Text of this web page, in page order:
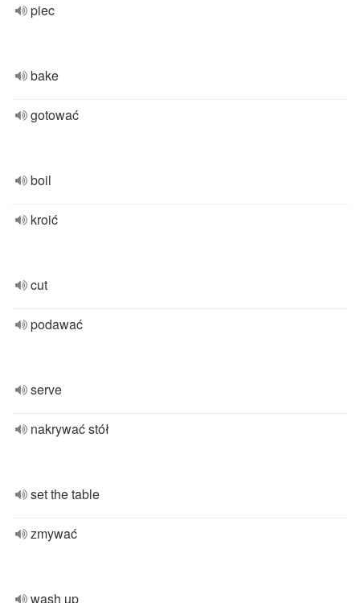
piec
bake
gotować
boil
kroić
cut
podawać
serve
nakrywać stół
set the table
zmywać
wash up